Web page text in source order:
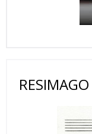
RESIMAGO